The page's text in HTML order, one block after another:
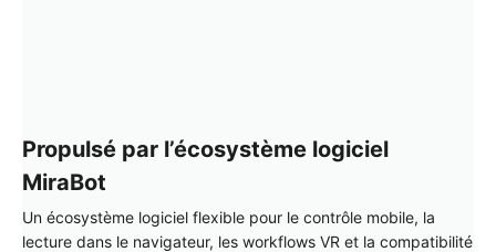
Propulsé par l’écosystème logiciel
MiraBot
Un écosystème logiciel flexible pour le contrôle mobile, la
lecture dans le navigateur, les workflows VR et la compatibilité